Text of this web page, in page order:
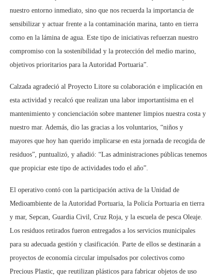
nuestro entorno inmediato, sino que nos recuerda la importancia de
sensibilizar y actuar frente a la contaminación marina, tanto en tierra
como en la lámina de agua. Este tipo de iniciativas refuerzan nuestro
compromiso con la sostenibilidad y la protección del medio marino,
objetivos prioritarios para la Autoridad Portuaria”.
Calzada agradeció al Proyecto Litore su colaboración e implicación en
esta actividad y recalcó que realizan una labor importantísima en el
mantenimiento y concienciación sobre mantener limpios nuestra costa y
nuestro mar. Además, dio las gracias a los voluntarios, “niños y
mayores que hoy han querido implicarse en esta jornada de recogida de
residuos”, puntualizó, y añadió: “Las administraciones públicas tenemos
que propiciar este tipo de actividades todo el año”.
El operativo contó con la participación activa de la Unidad de
Medioambiente de la Autoridad Portuaria, la Policía Portuaria en tierra
y mar, Sepcan, Guardia Civil, Cruz Roja, y la escuela de pesca Oleaje.
Los residuos retirados fueron entregados a los servicios municipales
para su adecuada gestión y clasificación. Parte de ellos se destinarán a
proyectos de economía circular impulsados por colectivos como
Precious Plastic, que reutilizan plásticos para fabricar objetos de uso